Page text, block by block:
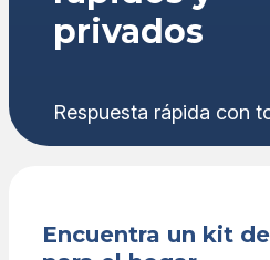
privados
Respuesta rápida con
Encuentra un kit